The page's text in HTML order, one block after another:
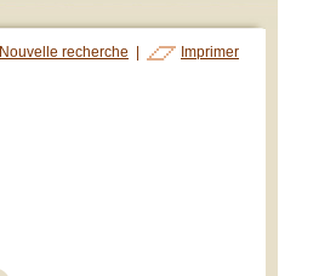
Nouvelle recherche Imprimer